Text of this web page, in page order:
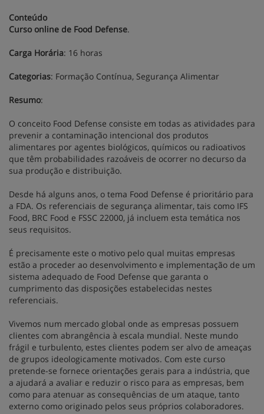
Conteúdo
Curso online de Food Defense.
Carga Horária: 16 horas
Categorias: Formação Contínua, Segurança Alimentar
Resumo:
O conceito Food Defense consiste em todas as atividades para
prevenir a contaminação intencional dos produtos
alimentares por agentes biológicos, químicos ou radioativos
que têm probabilidades razoáveis de ocorrer no decurso da
sua produção e distribuição.
Desde há alguns anos, o tema Food Defense é prioritário para
a FDA. Os referenciais de segurança alimentar, tais como IFS
Food, BRC Food e FSSC 22000, já incluem esta temática nos
seus requisitos.
É precisamente este o motivo pelo qual muitas empresas
estão a proceder ao desenvolvimento e implementação de um
sistema adequado de Food Defense que garanta o
cumprimento das disposições estabelecidas nestes
referenciais.
Vivemos num mercado global onde as empresas possuem
clientes com abrangência à escala mundial. Neste mundo
frágil e turbulento, estes clientes podem ser alvo de ameaças
de grupos ideologicamente motivados. Com este curso
pretende-se fornece orientações gerais para a indústria, que
a ajudará a avaliar e reduzir o risco para as empresas, bem
como para atenuar as consequências de um ataque, tanto
externo como originado pelos seus próprios colaboradores.